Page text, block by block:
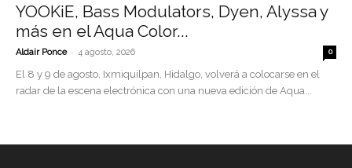
YOOKiE, Bass Modulators, Dyen, Alyssa y
más en el Aqua Color...
Aldair Ponce - 4 agosto, 2026 0
El 8 y 9 de agosto, Ixmiquilpan, Hidalgo, volverá a colocarse en el
radar de la escena electrónica con una nueva edición de Aqua...